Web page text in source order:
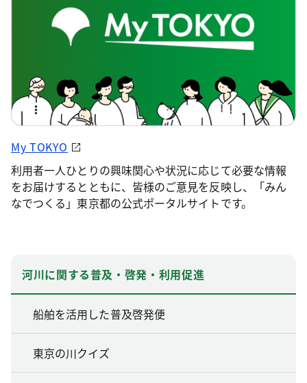
My TOKYO
利用者一人ひとりの興味関心や状況に応じて必要な情報
をお届けするとともに、皆様のご意見を反映し、「みん
なでつくる」東京都の公式ポータルサイトです。
河川に関する普及・啓発・利用促進
船舶を活用した普及啓発便
東京の川クイズ